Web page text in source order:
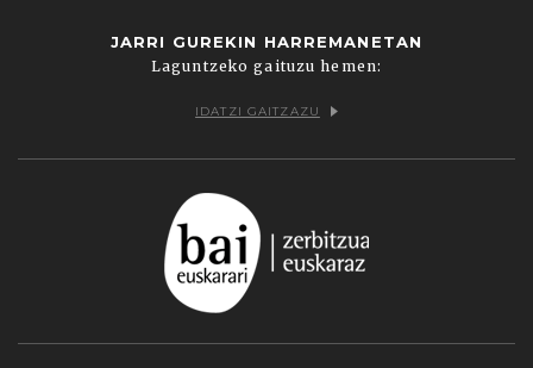
JARRI GUREKIN HARREMANETAN
Laguntzeko gaituzu hemen:
IDATZI GAITZAZU